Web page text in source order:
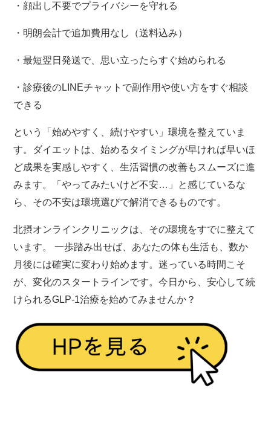
・顔出し不要でプライバシーを守れる
・明朗会計で追加費用なし（送料込み）
・最短翌日発送で、思い立ったらすぐ始められる
・診療後のLINEチャットで副作用や使い方をすぐ相談
できる
という「始めやすく、続けやすい」環境を整えていま
す。 ダイエットは、始めるタイミングが早ければ早いほ
ど成果を実感しやすく、生活習慣の改善もスムーズに進
みます。「やってみたいけど不安…」と感じているな
ら、その不安は環境選びで解消できるものです。
北摂オンラインクリニックは、その環境をすでに整えて
います。 一歩踏み出せば、あなたの体も生活も、数か
月後には確実に変わり始めます。迷っている時間こそ
が、変化のスタートラインです。今日から、安心して続
けられるGLP-1治療を始めてみませんか？